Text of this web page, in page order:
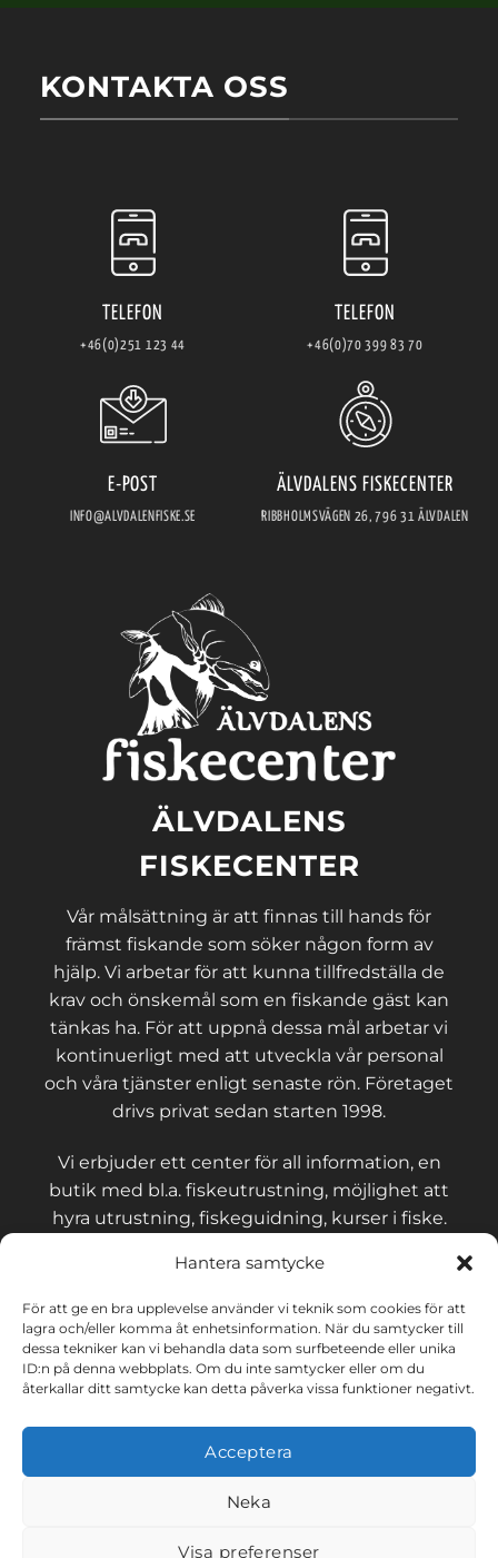
Hantera samtycke
För att ge en bra upplevelse använder vi teknik som cookies för att
lagra och/eller komma åt enhetsinformation. När du samtycker till
dessa tekniker kan vi behandla data som surfbeteende eller unika
ID:n på denna webbplats. Om du inte samtycker eller om du
återkallar ditt samtycke kan detta påverka vissa funktioner negativt.
Acceptera
Neka
Visa preferenser
KONTAKTA OSS
TELEFON
+46(0)251 123 44
TELEFON
+46(0)70 399 83 70
E-POST
INFO@ALVDALENFISKE.SE
ÄLVDALENS FISKECENTER
RIBBHOLMSVÄGEN 26, 796 31 ÄLVDALEN
ÄLVDALENS
FISKECENTER
Vår målsättning är att finnas till hands för
främst fiskande som söker någon form av
hjälp. Vi arbetar för att kunna tillfredställa de
krav och önskemål som en fiskande gäst kan
tänkas ha. För att uppnå dessa mål arbetar vi
kontinuerligt med att utveckla vår personal
och våra tjänster enligt senaste rön. Företaget
drivs privat sedan starten 1998.
Vi erbjuder ett center för all information, en
butik med bl.a. fiskeutrustning, möjlighet att
hyra utrustning, fiskeguidning, kurser i fiske.
KONTAKT OCH VILLKOR